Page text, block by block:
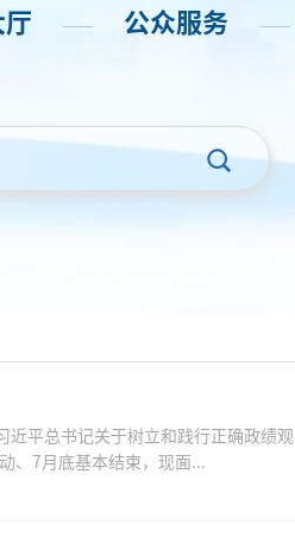
—— 公众服务 ——
近平总书记关于树立和践行正确政绩观
、7月底基本结束，现面...